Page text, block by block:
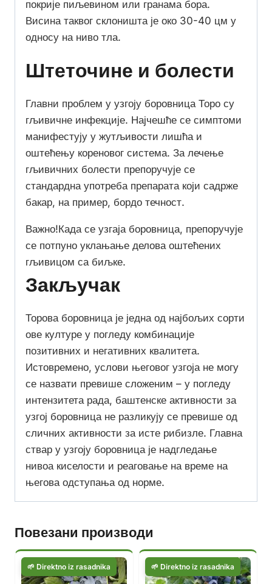
покрије пиљевином или гранама бора.
Висина таквог склоништа је око 30-40 цм у
односу на ниво тла.
Штеточине и болести
Главни проблем у узгоју боровница Торо су
гљивичне инфекције. Најчешће се симптоми
манифестују у жутљивости лишћа и
оштећењу кореновог система. За лечење
гљивичних болести препоручује се
стандардна употреба препарата који садрже
бакар, на пример, бордо течност.
Важно!Када се узгаја боровница, препоручује
се потпуно уклањање делова оштећених
гљивицом са биљке.
Закључак
Торова боровница је једна од најбољих сорти
ове културе у погледу комбинације
позитивних и негативних квалитета.
Истовремено, услови његовог узгоја не могу
се назвати превише сложеним – у погледу
интензитета рада, баштенске активности за
узгој боровница не разликују се превише од
сличних активности за исте рибизле. Главна
ствар у узгоју боровница је надгледање
нивоа киселости и реаговање на време на
његова одступања од норме.
Повезани производи